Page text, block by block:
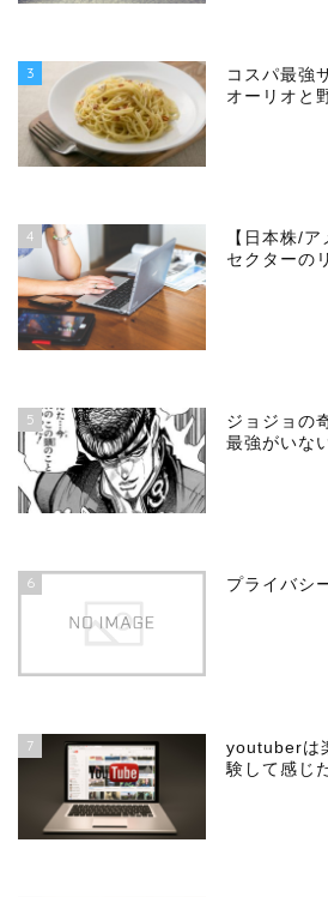
3
コスパ最強
オーリオと
4
【日本株/
セクターの
5
ジョジョの
最強がいな
6 プライバシ
7
youtuberは
験して感じ